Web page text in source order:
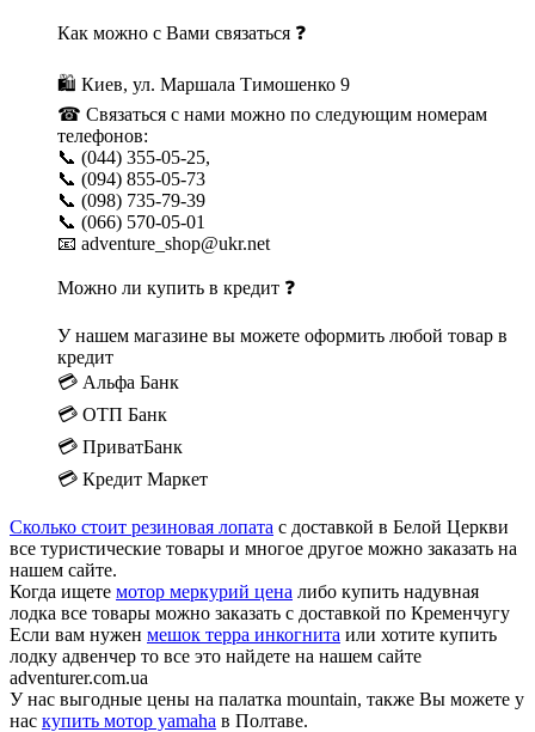
Как можно с Вами связаться ❓
🛍 Киев, ул. Маршала Тимошенко 9
☎ Связаться с нами можно по следующим номерам
телефонов:
📞 (044) 355-05-25,
📞 (094) 855-05-73
📞 (098) 735-79-39
📞 (066) 570-05-01
📧 adventure_shop@ukr.net
Можно ли купить в кредит ❓
У нашем магазине вы можете оформить любой товар в
кредит
💳 Альфа Банк
💳 ОТП Банк
💳 ПриватБанк
💳 Кредит Маркет
Сколько стоит резиновая лопата с доставкой в Белой Церкви
все туристические товары и многое другое можно заказать на
нашем сайте.
Когда ищете мотор меркурий цена либо купить надувная
лодка все товары можно заказать с доставкой по Кременчугу
Если вам нужен мешок терра инкогнита или хотите купить
лодку адвенчер то все это найдете на нашем сайте
adventurer.com.ua
У нас выгодные цены на палатка mountain, также Вы можете у
нас купить мотор yamaha в Полтаве.